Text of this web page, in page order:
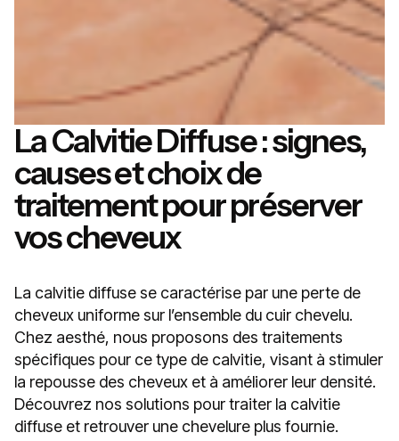
La Calvitie Diffuse : signes,
causes et choix de
traitement pour préserver
vos cheveux
La calvitie diffuse se caractérise par une perte de
cheveux uniforme sur l’ensemble du cuir chevelu.
Chez aesthé, nous proposons des traitements
spécifiques pour ce type de calvitie, visant à stimuler
la repousse des cheveux et à améliorer leur densité.
Découvrez nos solutions pour traiter la calvitie
diffuse et retrouver une chevelure plus fournie.